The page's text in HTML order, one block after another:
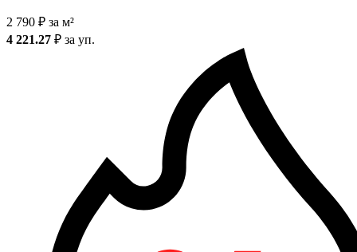
2 790 ₽ за м²
4 221.27 ₽ за уп.